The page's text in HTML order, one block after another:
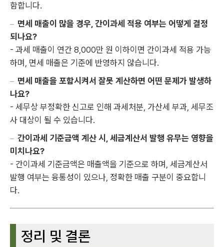
함합니다.
면세 매출이 많을 경우, 간이과세 적용 여부는 어떻게 결정
되나요?
- 과세 매출이 연간 8,000만 원 이하이면 간이과세 적용 가능
하며, 면세 매출은 기준에 반영하지 않습니다.
면세 매출을 포함시켜서 잘못 계산하면 어떤 문제가 발생하
나요?
- 세무상 부정확한 신고로 인해 과세처분, 가산세 부과, 세무조
사 대상이 될 수 있습니다.
간이과세 기준금액 계산 시, 세금계산서 발행 유무는 영향을
미치나요?
- 간이과세 기준금액은 매출액을 기준으로 하며, 세금계산서
발행 여부는 융통성이 있으나, 정확한 매출 구분이 중요합니
다.
정리 및 결론